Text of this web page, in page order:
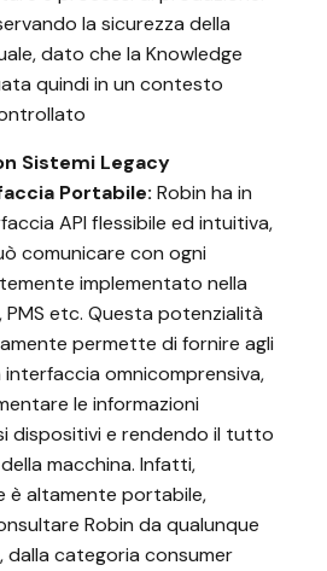
la sicurezza della
dato che la Knowledge
quindi in un contesto
Sistemi Legacy
Portabile: Robin ha in
API flessibile ed intuitiva,
comunicare con ogni
implementato nella
PMS etc. Questa potenzialità
permette di fornire agli
interfaccia omnicomprensiva,
le informazioni
dispositivi e rendendo il tutto
macchina. Infatti,
è altamente portabile,
Robin da qualunque
dalla categoria consumer